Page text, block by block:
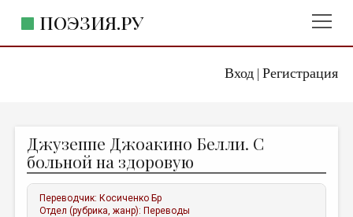
Вход| Регистрация
ПОЭЗИЯ.РУ
ЖАНРЫ
АВТОРЫ
КОММЕНТАРИИ
Джузеппе Джоакино Белли. С
больной на здоровую
Переводчик: Косиченко Бр
Отдел (рубрика, жанр): Переводы